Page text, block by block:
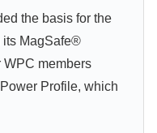
the basis for the
its MagSafe®
members
Profile, which